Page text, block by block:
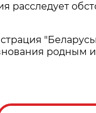
расследует
родным